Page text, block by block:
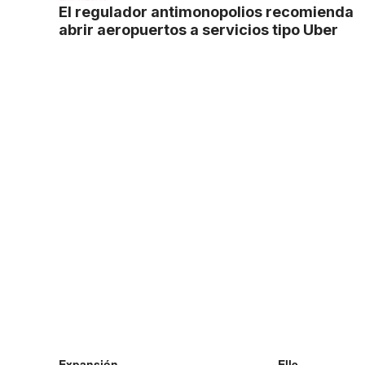
El regulador antimonopolios recomienda
abrir aeropuertos a servicios tipo Uber